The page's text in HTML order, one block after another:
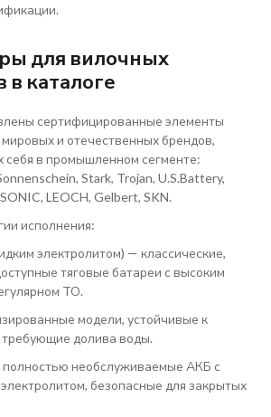
для вилочных
в каталоге
сертифицированные элементы
и отечественных брендов,
себя в промышленном сегменте:
Stark, Trojan, U.S.Battery,
LEOCH, Gelbert, SKN.
исполнения:
электролитом) — классические,
тяговые батареи с высоким
ТО.
модели, устойчивые к
долива воды.
полностью необслуживаемые АКБ с
безопасные для закрытых